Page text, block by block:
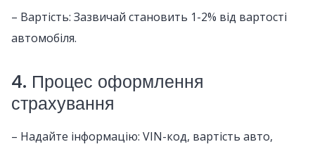
– Вартість: Зазвичай становить 1-2% від вартості
автомобіля.
4. Процес оформлення
страхування
– Надайте інформацію: VIN-код, вартість авто,